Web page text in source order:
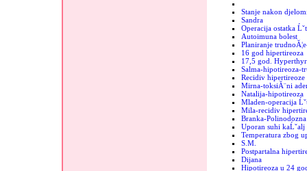
Stanje nakon
Sandra
Operacija ostatka
Autoimuna bolest
Planiranje
16 god hipertireoza
17,5 god.
Salma-hipotireoza-
Recidiv hipertireoze
Mirna-toksiĂ¨ni
Natalija-hipotireoza
Mladen-operacija
Mila-recidiv
Branka-
Uporan suhi kaĹˇalj
Temperatura zbog
S.M.
Postpartalna
Dijana
Hipotireoza u 24